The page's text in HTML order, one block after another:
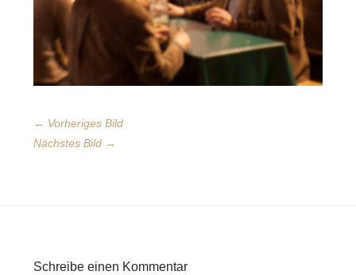
← Vorheriges Bild
Nächstes Bild →
Schreibe einen Kommentar